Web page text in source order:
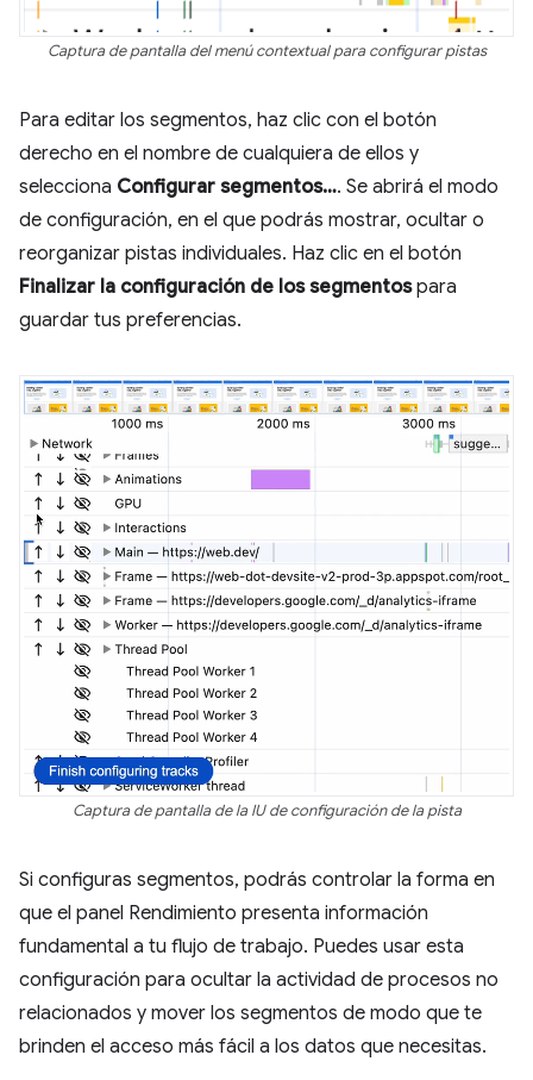
Captura de pantalla del menú contextual para configurar pistas
Para editar los segmentos, haz clic con el botón
derecho en el nombre de cualquiera de ellos y
selecciona Configurar segmentos…. Se abrirá el modo
de configuración, en el que podrás mostrar, ocultar o
reorganizar pistas individuales. Haz clic en el botón
Finalizar la configuración de los segmentospara
guardar tus preferencias.
Captura de pantalla de la IU de configuración de la pista
Si configuras segmentos, podrás controlar la forma en
que el panel Rendimiento presenta información
fundamental a tu flujo de trabajo. Puedes usar esta
configuración para ocultar la actividad de procesos no
relacionados y mover los segmentos de modo que te
brinden el acceso más fácil a los datos que necesitas.